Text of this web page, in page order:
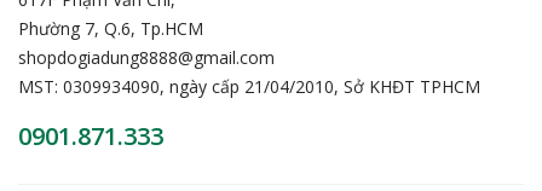
Phường 7, Q.6, Tp.HCM
shopdogiadung8888@gmail.com
MST: 0309934090, ngày cấp 21/04/2010, Sở KHĐT TPHCM
0901.871.333